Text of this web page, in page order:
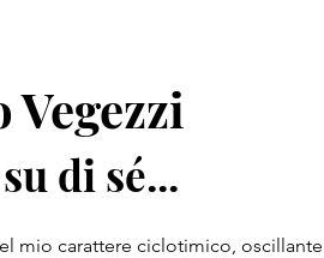
Vegezzi
di sé...
mio carattere ciclotimico, oscillante